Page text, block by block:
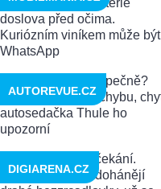
AUTOREVUE.CZ
DIGIARENA.CZ